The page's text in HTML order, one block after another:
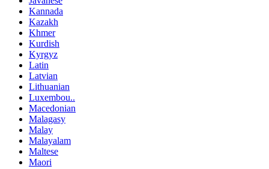
Kannada
Kazakh
Khmer
Kurdish
Kyrgyz
Latin
Latvian
Lithuanian
Luxembou..
Macedonian
Malagasy
Malay
Malayalam
Maltese
Maori